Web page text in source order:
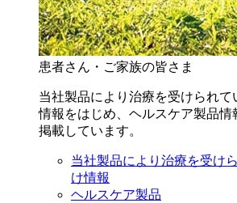
患者さん・ご家族の皆さま
当社製品により治療を受けられ
情報をはじめ、ヘルスケア製品情
掲載しています。
当社製品により治療を受け
け情報
ヘルスケア製品